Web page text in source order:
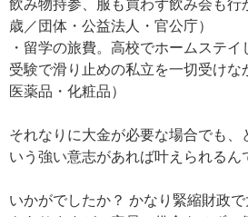
飲み物持参、服も買わず飲み会も行
歳／団体・公益法人・官公庁）
・留学の旅費。高校でホームステ
受験で滑り止めの私立を一切受けな
医薬品・化粧品）
それなりに大金が必要な場合でも、
いう強い意志があれば叶えられるん
いかがでしたか？ かなり緊縮財政